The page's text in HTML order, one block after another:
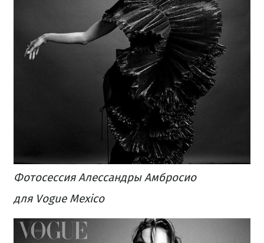
Фотосессия Алессандры Амбросио
для Vogue Mexico